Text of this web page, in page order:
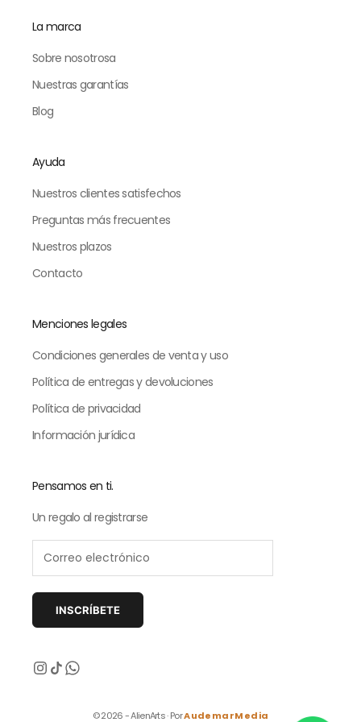
La marca
Sobre nosotrosa
Nuestras garantías
Blog
Ayuda
Nuestros clientes satisfechos
Preguntas más frecuentes
Nuestros plazos
Contacto
Menciones legales
Condiciones generales de venta y uso
Política de entregas y devoluciones
Política de privacidad
Información jurídica
Pensamos en ti.
Un regalo al registrarse
INSCRÍBETE
© 2026 - AlienArts · PorAudemarMedia